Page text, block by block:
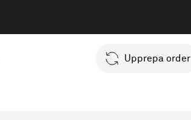
Upprepa order